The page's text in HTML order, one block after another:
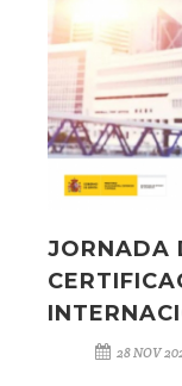
JORNADA
28 NOV